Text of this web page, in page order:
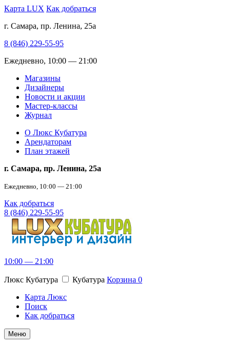
Карта LUX Как добраться
г. Самара, пр. Ленина, 25а
8 (846) 229-55-95
Ежедневно, 10:00 — 21:00
Магазины
Дизайнеры
Новости и акции
Мастер-классы
Журнал
О Люкс Кубатура
Арендаторам
План этажей
г. Самара, пр. Ленина, 25а
Ежедневно, 10:00 — 21:00
Как добраться
8 (846) 229-55-95
10:00 — 21:00
Люкс Кубатура Кубатура Корзина 0
Карта Люкс
Поиск
Как добраться
Меню